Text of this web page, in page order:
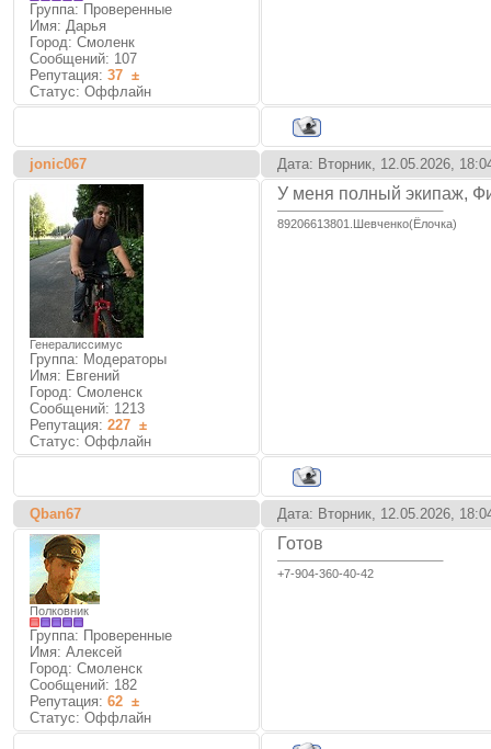
Группа: Проверенные
Имя: Дарья
Город: Смоленк
Сообщений: 107
Репутация: 37 ±
Статус: Оффлайн
jonic067 Дата: Вторник, 12.05.2026,
Генералиссимус
Группа: Модераторы
Имя: Евгений
Город: Смоленск
Сообщений: 1213
Репутация: 227 ±
Статус: Оффлайн
У меня полный экипаж,
89206613801.Шевченко(Ёлочка)
Qban67 Дата: Вторник, 12.05.2026,
Полковник
Группа: Проверенные
Имя: Алексей
Город: Смоленск
Сообщений: 182
Репутация: 62 ±
Статус: Оффлайн
Готов
+7-904-360-40-42